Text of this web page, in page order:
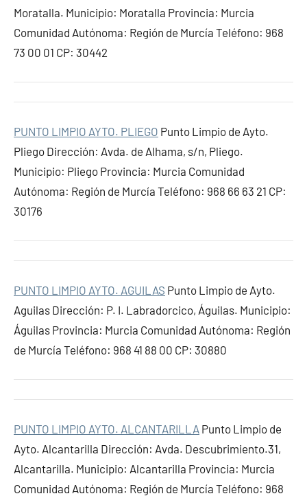
Moratalla. Municipio: Moratalla Provincia: Murcia
Comunidad Autónoma: Región de Murcía Teléfono: 968
73 00 01 CP: 30442
PUNTO LIMPIO AYTO. PLIEGO Punto Limpio de Ayto.
Pliego Dirección: Avda. de Alhama, s/n, Pliego.
Municipio: Pliego Provincia: Murcia Comunidad
Autónoma: Región de Murcía Teléfono: 968 66 63 21 CP:
30176
PUNTO LIMPIO AYTO. AGUILAS Punto Limpio de Ayto.
Aguilas Dirección: P. I. Labradorcico, Águilas. Municipio:
Águilas Provincia: Murcia Comunidad Autónoma: Región
de Murcía Teléfono: 968 41 88 00 CP: 30880
PUNTO LIMPIO AYTO. ALCANTARILLA Punto Limpio de
Ayto. Alcantarilla Dirección: Avda. Descubrimiento.31,
Alcantarilla. Municipio: Alcantarilla Provincia: Murcia
Comunidad Autónoma: Región de Murcía Teléfono: 968